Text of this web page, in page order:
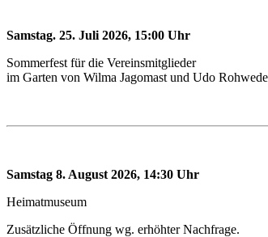
Samstag. 25. Juli 2026, 15:00 Uhr
Sommerfest für die Vereinsmitglieder
im Garten von Wilma Jagomast und Udo
Samstag 8. August 2026, 14:30 Uhr
Heimatmuseum
Zusätzliche Öffnung wg. erhöhter Nachfrage.